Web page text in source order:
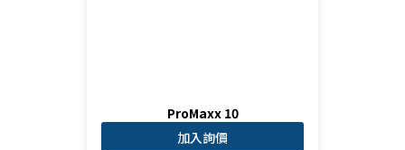
ProMaxx 10
加入詢價